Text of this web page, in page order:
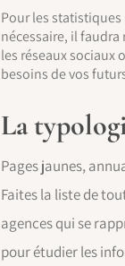
Pour les
nécessaire, il
les réseaux sociaux
besoins de vos
La
Pages jaunes,
Faites la liste de
agences qui se
pour étudier les